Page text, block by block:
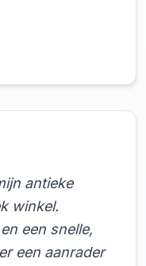
antieke
winkel.
een snelle,
een aanrader